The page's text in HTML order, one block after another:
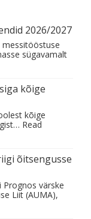
2026/2027
messitööstuse
sügavamalt
kõige
kõige
Read
õitsengusse
värske
Liit (AUMA),